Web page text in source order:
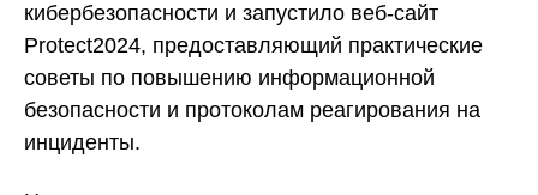
кибербезопасности и запустило веб-сайт
Protect2024, предоставляющий практические
советы по повышению информационной
безопасности и протоколам реагирования на
инциденты.